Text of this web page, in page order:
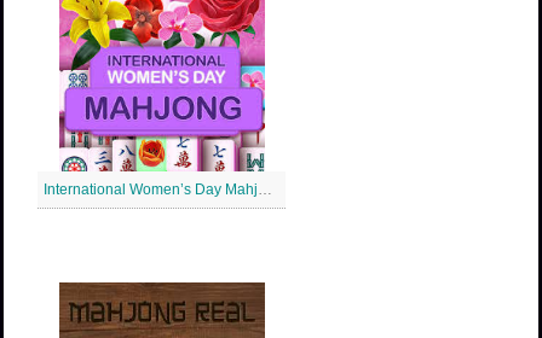
International Women’s Day Mahjong